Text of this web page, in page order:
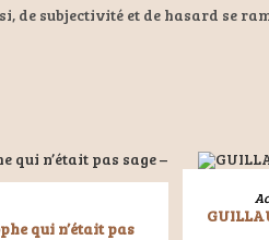
de subjectivité et de hasard se
qui n’était pas